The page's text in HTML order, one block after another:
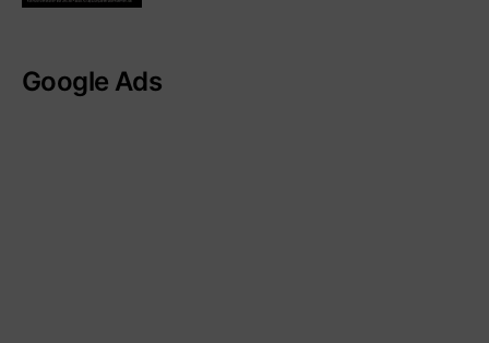
Google Ads